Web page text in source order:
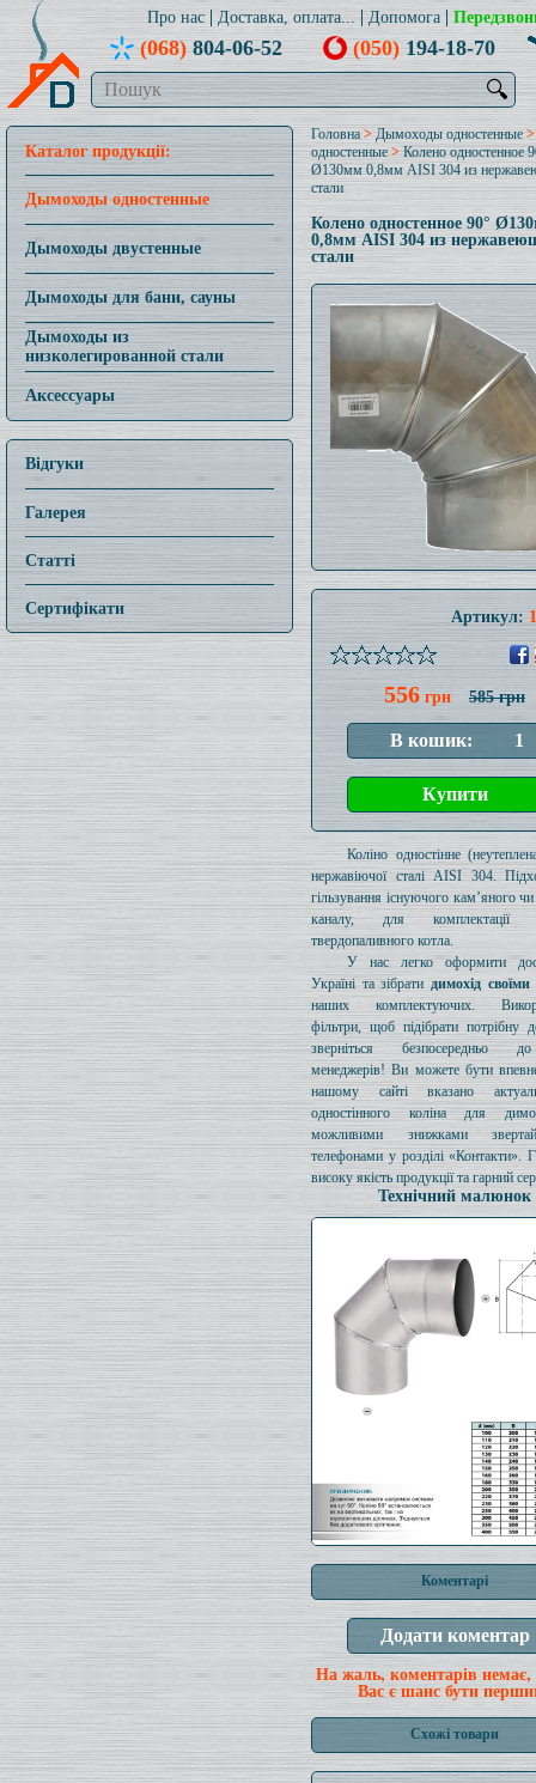
Про нас Доставка, оплата... Допомога
(068)804-06-52 (050)194-18-70
🔍
Каталог продукції:
Дымоходы одностенные
Дымоходы двустенные
Дымоходы для бани, сауны
Дымоходы из
низколегированной стали
Аксессуары
Відгуки
Галерея
Статті
Сертифікати
Головна > Дымоходы одностенные
одностенные >Колено одностенное
Ø130мм 0,8мм AISI 304 из
стали
Колено одностенное 90°
0,8мм AISI 304 из
стали
Артикул:
556 грн 585 грн
Коліно одностінне
нержавіючої сталі AISI 304.
гільзування існуючого кам’яного
каналу, для комплектації
твердопаливного котла.
У нас легко оформити
Україні та зібрати димохід
наших комплектуючих.
фільтри, щоб підібрати потрібну
зверніться безпосередньо
менеджерів! Ви можете бути
нашому сайті вказано
одностінного коліна для
можливими знижками
телефонами у розділі «Контакти».
високу якість продукції та гарний
Технічний малюнок
Коментарі
На жаль, коментарів немає,
Вас є шанс бути
Схожі товари